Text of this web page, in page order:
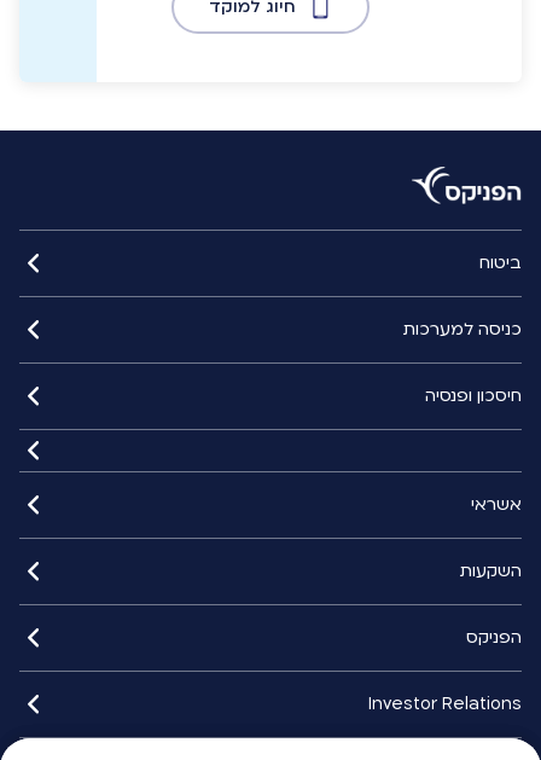
חיוג למוקד
ביטוח
כניסה למערכות
חיסכון ופנסיה
אשראי
השקעות
הפניקס
Investor Relations